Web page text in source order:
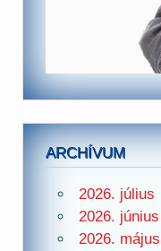
ARCHÍVUM
2026. július
2026. június
2026. május